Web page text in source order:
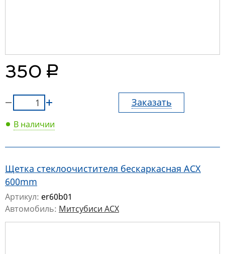
350 руб.
Заказать
В наличии
Щетка стеклоочистителя бескаркасная АСХ
600mm
Артикул: er60b01
Автомобиль: Митсубиси АСХ